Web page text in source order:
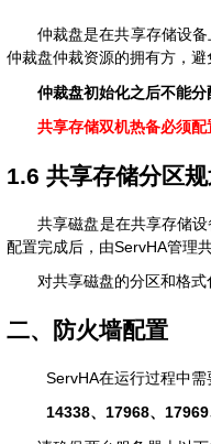
仲裁盘是在共享存储设
仲裁盘仲裁资源的拥有方，避
仲裁盘初始化之后不能分
共享存储双机热备必须配
1.6 共享存储分区规
共享磁盘是在共享存储
配置完成后，由ServHA管理
对共享磁盘的分区和格
二、 防火墙配置
ServHA在运行过程中需
14338、 17968、 17969